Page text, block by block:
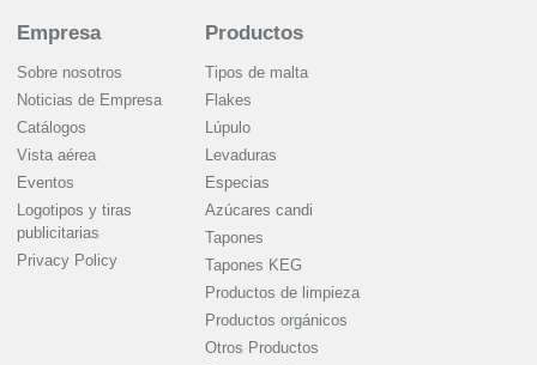
Empresa
Sobre nosotros
Noticias de Empresa
Catálogos
Vista aérea
Eventos
Logotipos y tiras
publicitarias
Privacy Policy
Productos
Tipos de malta
Flakes
Lúpulo
Levaduras
Especias
Azúcares candi
Tapones
Tapones KEG
Productos de limpieza
Productos orgánicos
Otros Productos